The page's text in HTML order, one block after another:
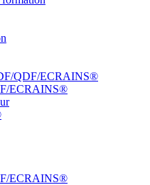
QDF/ECRAINS®
ECRAINS®
ECRAINS®